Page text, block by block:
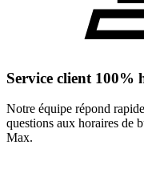
Service client 100%
Notre équipe répond
questions aux horaires de
Max.